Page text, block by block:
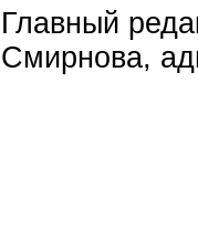
Главный
Смирнова,